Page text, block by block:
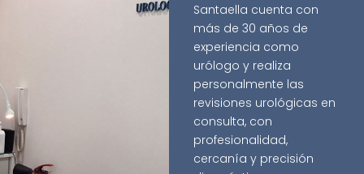
Santaella cuenta con
más de 30 años de
experiencia como
urólogo y realiza
personalmente las
revisiones urológicas en
consulta, con
profesionalidad,
cercanía y precisión